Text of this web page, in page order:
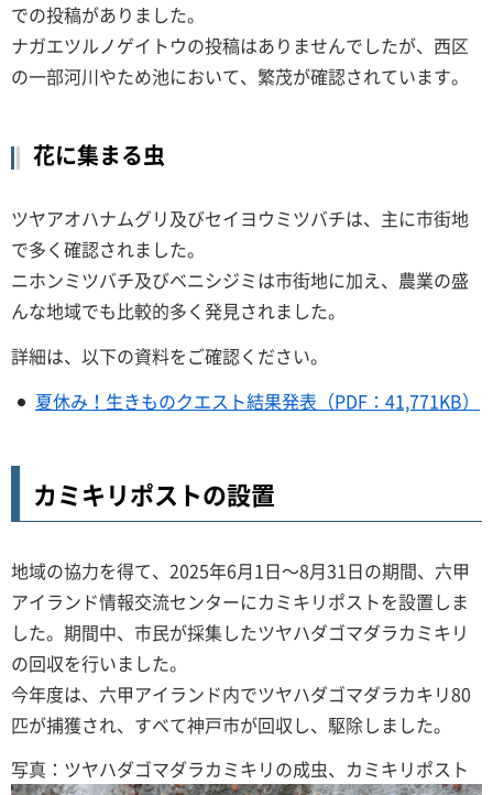
での投稿がありました。
ナガエツルノゲイトウの投稿はありませんでしたが、西区
の一部河川やため池において、繁茂が確認されています。
花に集まる虫
ツヤアオハナムグリ及びセイヨウミツバチは、主に市街地
で多く確認されました。
ニホンミツバチ及びベニシジミは市街地に加え、農業の盛
んな地域でも比較的多く発見されました。
詳細は、以下の資料をご確認ください。
夏休み！生きものクエスト結果発表（PDF：41,771KB）
カミキリポストの設置
地域の協力を得て、2025年6月1日～8月31日の期間、六甲
アイランド情報交流センターにカミキリポストを設置しま
した。期間中、市民が採集したツヤハダゴマダラカミキリ
の回収を行いました。
今年度は、六甲アイランド内でツヤハダゴマダラカキリ80
匹が捕獲され、すべて神戸市が回収し、駆除しました。
写真：ツヤハダゴマダラカミキリの成虫、カミキリポスト